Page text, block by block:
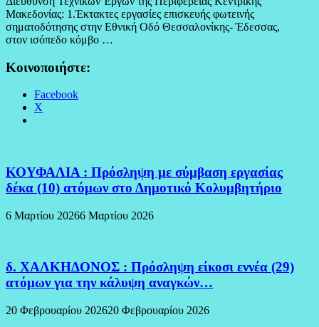
Μακεδονίας: 1.Έκτακτες εργασίες επισκευής φωτεινής
σηματοδότησης στην Εθνική Οδό Θεσσαλονίκης- Έδεσσας,
στον ισόπεδο κόμβο …
Κοινοποιήστε:
Facebook
X
ΚΟΥΦΑΛΙΑ : Πρόσληψη με σύμβαση εργασίας
δέκα (10) ατόμων στο Δημοτικό Κολυμβητήριο
6 Μαρτίου 20266 Μαρτίου 2026
δ. ΧΑΛΚΗΔΟΝΟΣ : Πρόσληψη είκοσι εννέα (29)
ατόμων για την κάλυψη αναγκών…
20 Φεβρουαρίου 202620 Φεβρουαρίου 2026